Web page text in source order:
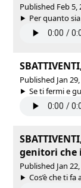
Published Feb 5,
Per quanto
Published Jan
Se ti fermi e
genitori che
Published Jan
Cos’è che ti